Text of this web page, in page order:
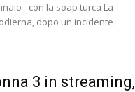
- con la soap turca La
dopo un incidente
3 in streaming,